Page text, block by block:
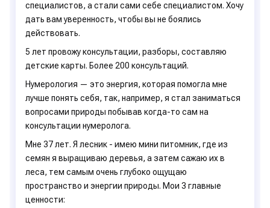
специалистов, а стали сами себе специалистом. Хочу
дать вам уверенность, чтобы вы не боялись
действовать.
5 лет провожу консультации, разборы, составляю
детские карты. Более 200 консультаций.
Нумерология — это энергия, которая помогла мне
лучше понять себя, так, например, я стал заниматься
вопросами природы побывав когда-то сам на
консультации нумеролога.
Мне 37 лет. Я лесник - имею мини питомник, где из
семян я выращиваю деревья, а затем сажаю их в
леса, тем самым очень глубоко ощущаю
пространство и энергии природы. Мои 3 главные
ценности: